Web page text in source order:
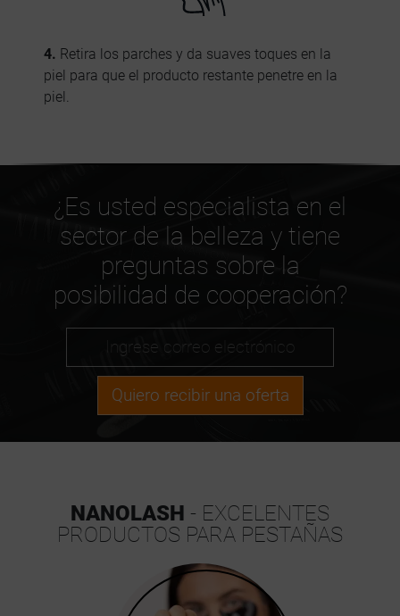
4. Retira los parches y da suaves toques en la
piel para que el producto restante penetre en la
piel.
¿Es usted especialista en el
sector de la belleza y tiene
preguntas sobre la
posibilidad de cooperación?
Quiero recibir una oferta
NANOLASH - EXCELENTES
PRODUCTOS PARA PESTAÑAS